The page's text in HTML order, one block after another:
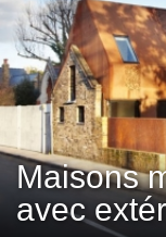
Maisons
avec